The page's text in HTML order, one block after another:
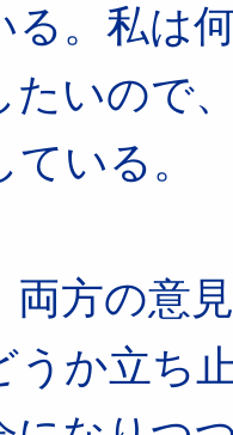
る。私は
たいので
いる。
両方の意
うか立ち